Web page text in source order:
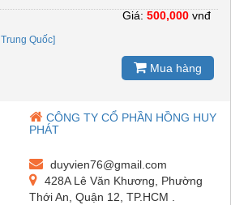
Trung Quốc]
Giá: 500,000 vnđ
Mua hàng
CÔNG TY CỔ PHẦN HỒNG HUY
PHÁT
duyvien76@gmail.com
428A Lê Văn Khương, Phường
Thới An, Quận 12, TP.HCM .